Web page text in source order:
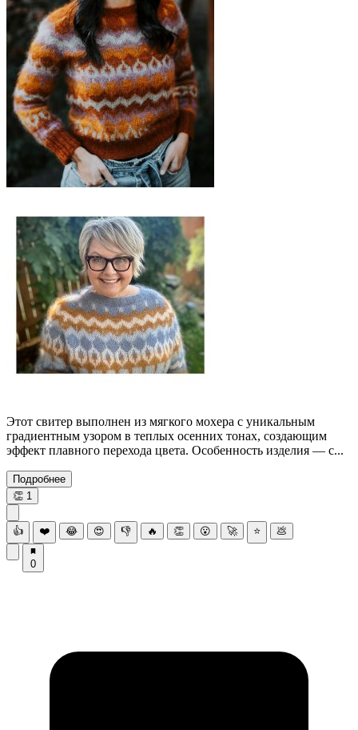
Этот свитер выполнен из мягкого мохера с уникальным
градиентным узором в теплых осенних тонах, создающим
эффект плавного перехода цвета. Особенность изделия — с...
Подробнее
👏 1
👍 ❤️ 😂 😍 👎 🔥 👏 😮 🚀 ⭐ 💩
0